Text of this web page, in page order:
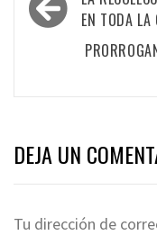
de
entradas
EN TODA LA
DEJA UN
Tu dirección de